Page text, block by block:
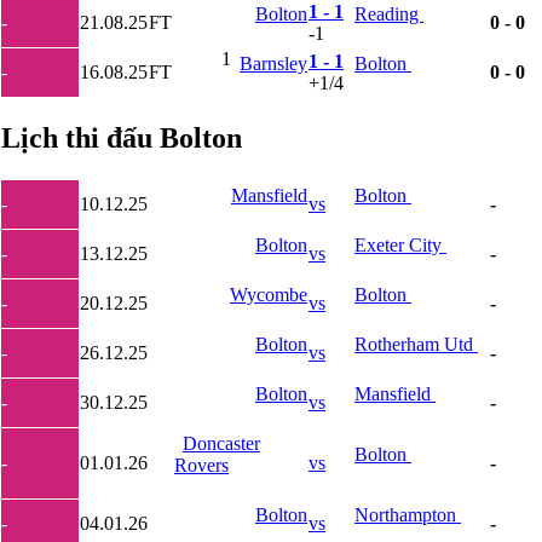
Lebanon
Malaysia
New Zealand
Oman
UAE
Uzbekistan
Việt Nam
Yemen
Ấn độ
Argentina
Bolivia
Colombia
Ecuador
Paraguay
Peru
Mỹ
- 21.08.25FT Bolton1 - 1
-1
Reading 0 - 0
- 16.08.25FT Barnsley
1
1 - 1
+1/4
Bolton 0 - 0
Lịch thi đấu Bolton
- 10.12.25 Mansfieldvs Bolton -
- 13.12.25 Boltonvs Exeter City -
- 20.12.25 Wycombevs Bolton -
- 26.12.25 Boltonvs Rotherham Utd -
- 30.12.25 Boltonvs Mansfield -
- 01.01.26
Doncaster
Rovers
vs Bolton -
- 04.01.26 Boltonvs Northampton -